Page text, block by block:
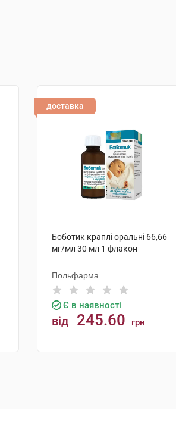
доставка
Боботик краплі оральні 66,66
мг/мл 30 мл 1 флакон
Польфарма
Є в наявності
від 245.60 грн